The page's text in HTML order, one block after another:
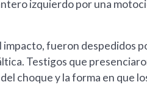
izquierdo por una
fueron despedidos
Testigos que
choque y la forma en que